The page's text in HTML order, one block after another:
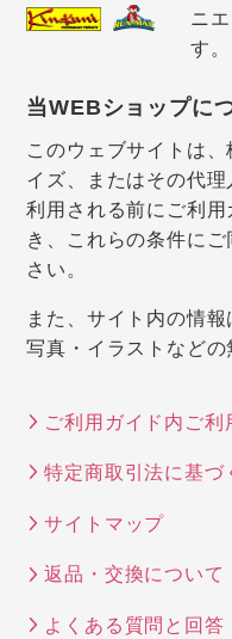
ニ
す。
当WEBショップに
このウェブサイトは
イズ、またはその代
利用される前にご利
き、これらの条件に
さい。
また、サイト内の情
写真・イラストなどの
ご利用ガイド内ご利
特定商取引法に基づ
サイトマップ
返品・交換について
よくある質問と回答